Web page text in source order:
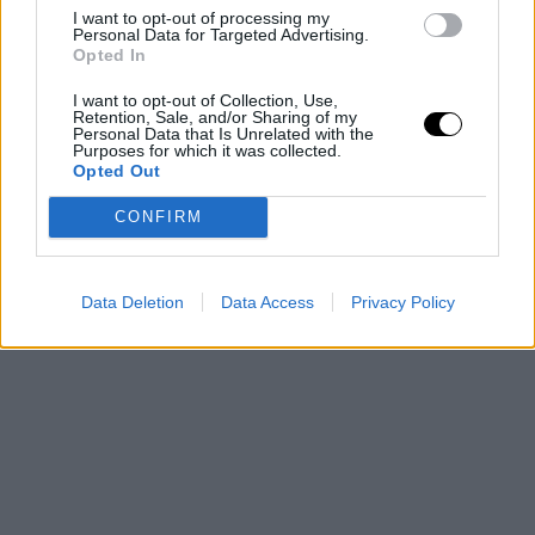
I want to opt-out of processing my
Personal Data for Targeted Advertising.
Opted In
I want to opt-out of Collection, Use,
Retention, Sale, and/or Sharing of my
Personal Data that Is Unrelated with the
Purposes for which it was collected.
Opted Out
CONFIRM
Data Deletion Data Access Privacy Policy